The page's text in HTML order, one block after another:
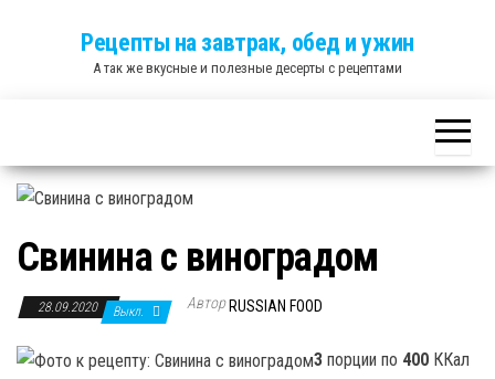
Рецепты на завтрак, обед и ужин
А так же вкусные и полезные десерты с рецептами
Свинина с виноградом
28.09.2020 Выкл. Автор RUSSIAN FOOD
3 порции по 400 ККал